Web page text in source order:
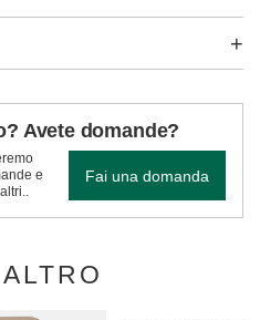
Avete domande?
e
Fai una domanda